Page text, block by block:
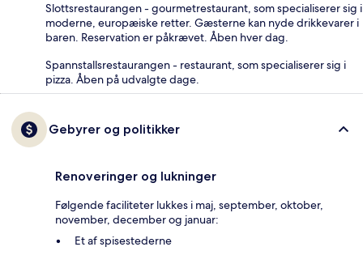
Slottsrestaurangen - gourmetrestaurant, som specialiserer sig i
moderne, europæiske retter. Gæsterne kan nyde drikkevarer i
baren. Reservation er påkrævet. Åben hver dag.
Spannstallsrestaurangen - restaurant, som specialiserer sig i
pizza. Åben på udvalgte dage.
Gebyrer og politikker
Renoveringer og lukninger
Følgende faciliteter lukkes i maj, september, oktober,
november, december og januar:
Et af spisestederne